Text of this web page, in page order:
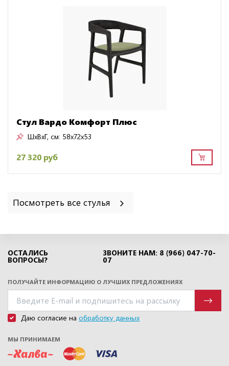
Стул Вардо Комфорт Плюс
ШxВxГ, см: 58x72x53
27 320 руб
Посмотреть все стулья
ОСТАЛИСЬ
ВОПРОСЫ?
ЗВОНИТЕ НАМ: 8 (966) 047-70-
07
ПОЛУЧАЙТЕ ИНФОРМАЦИЮ О ЛУЧШИХ ПРЕДЛОЖЕНИЯХ
Даю согласие на обработку данных
МЫ ПРИНИМАЕМ